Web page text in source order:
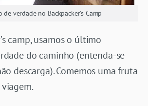
de verdade no Backpacker’s Camp
camp, usamos o último
do caminho (entenda-se
descarga). Comemos uma fruta